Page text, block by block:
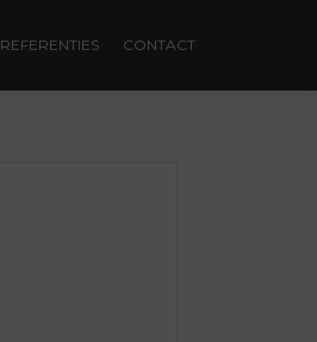
REFERENTIES CONTACT